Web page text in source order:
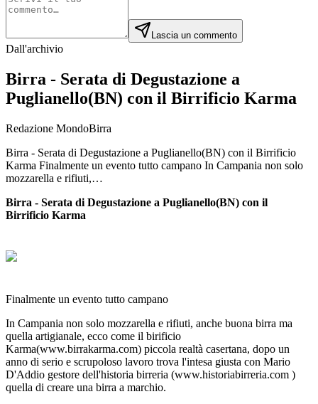
Lascia un commento
Dall'archivio
Birra - Serata di Degustazione a
Puglianello(BN) con il Birrificio Karma
Redazione MondoBirra
Birra - Serata di Degustazione a Puglianello(BN) con il Birrificio
Karma Finalmente un evento tutto campano In Campania non solo
mozzarella e rifiuti,…
Birra - Serata di Degustazione a Puglianello(BN) con il
Birrificio Karma
Finalmente un evento tutto campano
In Campania non solo mozzarella e rifiuti, anche buona birra ma
quella artigianale, ecco come il birificio
Karma(www.birrakarma.com) piccola realtà casertana, dopo un
anno di serio e scrupoloso lavoro trova l'intesa giusta con Mario
D'Addio gestore dell'historia birreria (www.historiabirreria.com )
quella di creare una birra a marchio.